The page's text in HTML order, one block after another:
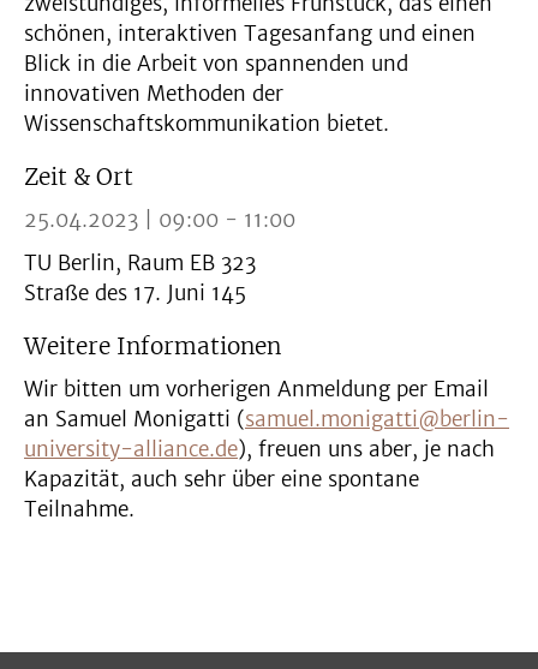
schönen, interaktiven Tagesanfang und einen
Blick in die Arbeit von spannenden und
innovativen Methoden der
Wissenschaftskommunikation bietet.
Zeit & Ort
25.04.2023 | 09:00 - 11:00
TU Berlin, Raum EB 323
Straße des 17. Juni 145
Weitere Informationen
Wir bitten um vorherigen Anmeldung per Email
an Samuel Monigatti (samuel.monigatti@berlin-
university-alliance.de), freuen uns aber, je nach
Kapazität, auch sehr über eine spontane
Teilnahme.